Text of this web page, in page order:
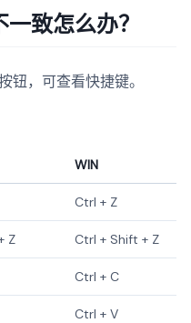
致怎么办？
钮，可查看快捷键。
WIN
Ctrl + Z
Z Ctrl + Shift + Z
Ctrl + C
Ctrl + V